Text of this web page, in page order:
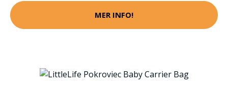
MER INFO!